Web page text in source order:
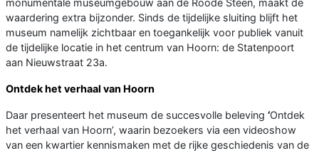
monumentale museumgebouw aan de Roode Steen, maakt de
waardering extra bijzonder. Sinds de tijdelijke sluiting blijft het
museum namelijk zichtbaar en toegankelijk voor publiek vanuit
de tijdelijke locatie in het centrum van Hoorn: de Statenpoort
aan Nieuwstraat 23a.
Ontdek het verhaal van Hoorn
Daar presenteert het museum de succesvolle beleving ‘Ontdek
het verhaal van Hoorn’, waarin bezoekers via een videoshow
van een kwartier kennismaken met de rijke geschiedenis van de